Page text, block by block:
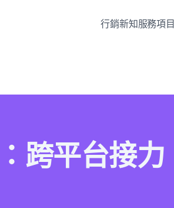
行銷新知服務項目
跨平台接力